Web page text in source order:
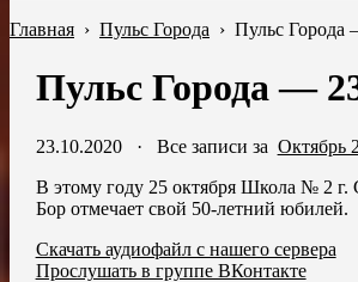
Главная › Пульс Города › Пульс Города
Пульс Города —
23.10.2020· Все записи за Октябрь
В этому году 25 октября Школа № 2 г.
Бор отмечает свой 50-летний юбилей.
Скачать аудиофайл с нашего сервера
Прослушать в группе ВКонтакте